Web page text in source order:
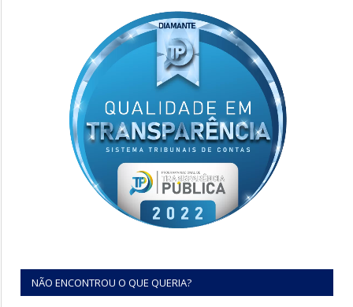
NÃO ENCONTROU O QUE QUERIA?